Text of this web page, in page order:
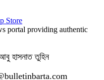
portal providing authentic
হাসনাত তুহিন